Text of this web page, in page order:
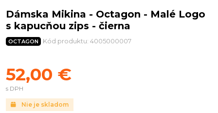
Dámska Mikina - Octagon - Malé Logo
s kapucňou zips - čierna
OCTAGON Kód produktu: 4005000007
Nie je skladom
52,00 €
s DPH